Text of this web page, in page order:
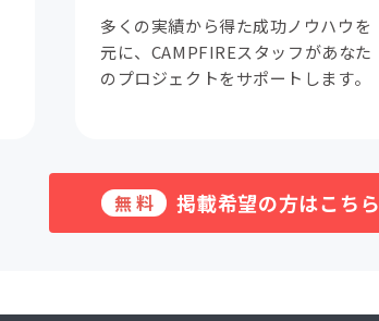
多くの実績から得た成功ノウハウを
元に、CAMPFIREスタッフがあなた
のプロジェクトをサポートします。
無料 掲載希望の方はこちら